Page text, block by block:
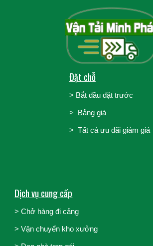
Đặt chỗ
> Bắt đầu đặt trước
> Bảng giá
> Tất cả ưu đãi giảm giá
Dịch vụ cung cấp
> Chở hàng đi cảng
>Vận chuyển kho xưởng